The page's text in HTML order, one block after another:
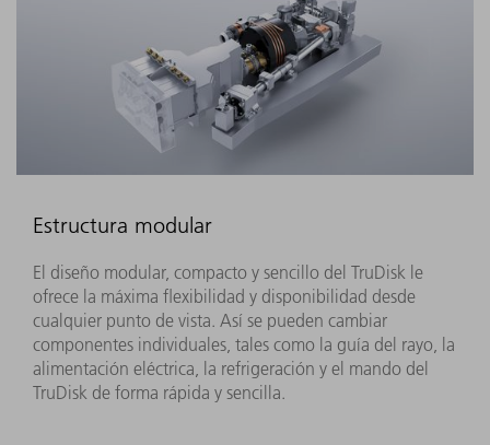
Estructura modular
El diseño modular, compacto y sencillo del TruDisk le
ofrece la máxima flexibilidad y disponibilidad desde
cualquier punto de vista. Así se pueden cambiar
componentes individuales, tales como la guía del rayo, la
alimentación eléctrica, la refrigeración y el mando del
TruDisk de forma rápida y sencilla.